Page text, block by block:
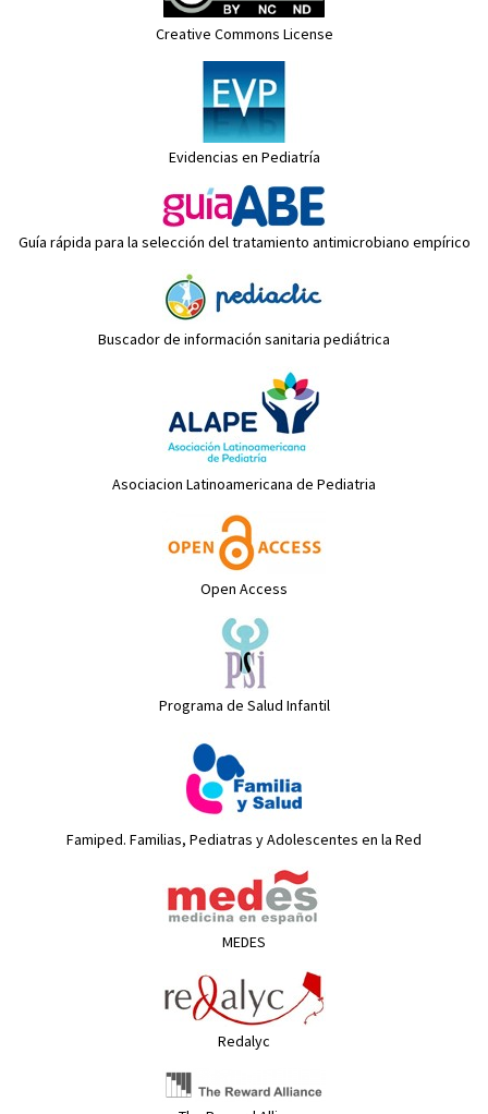
Creative Commons License
Evidencias en Pediatría
Guía rápida para la selección del tratamiento antimicrobiano empírico
Buscador de información sanitaria pediátrica
Asociacion Latinoamericana de Pediatria
Open Access
Programa de Salud Infantil
Famiped. Familias, Pediatras y Adolescentes en la Red
MEDES
Redalyc